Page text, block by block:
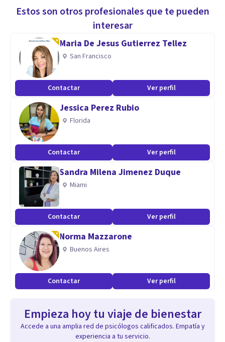
la Universidad Interamericana de Puerto Rico. Posee
licencia para ejercer en Puerto Rico y licencia para terapia
remoto en la Florida.
Especialidad
Terapia Psicológica e Hipnosis
Aptitudes
Se caracteriza por su gran compromiso como profesional y
la combinación de técnicas innovadoras de tratamiento.
Estos son otros profesionales que te pueden
interesar
Maria De Jesus Gutierrez Tellez
San Francisco
Contactar Ver perfil
Jessica Perez Rubio
Florida
Contactar Ver perfil
Sandra Milena Jimenez Duque
Miami
Contactar Ver perfil
Norma Mazzarone
Buenos Aires
Contactar Ver perfil
Empieza hoy tu viaje de bienestar
Accede a una amplia red de psicólogos calificados. Empatía y
experiencia a tu servicio.